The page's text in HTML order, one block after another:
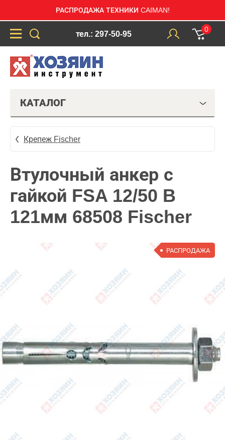
РАСПРОДАЖА ТЕХНИКИ CAIMAN!
тел.: 297-50-95
0
КАТАЛОГ
Крепеж Fischer
Втулочный анкер с
гайкой FSA 12/50 B
121мм 68508 Fischer
РАСПРОДАЖА